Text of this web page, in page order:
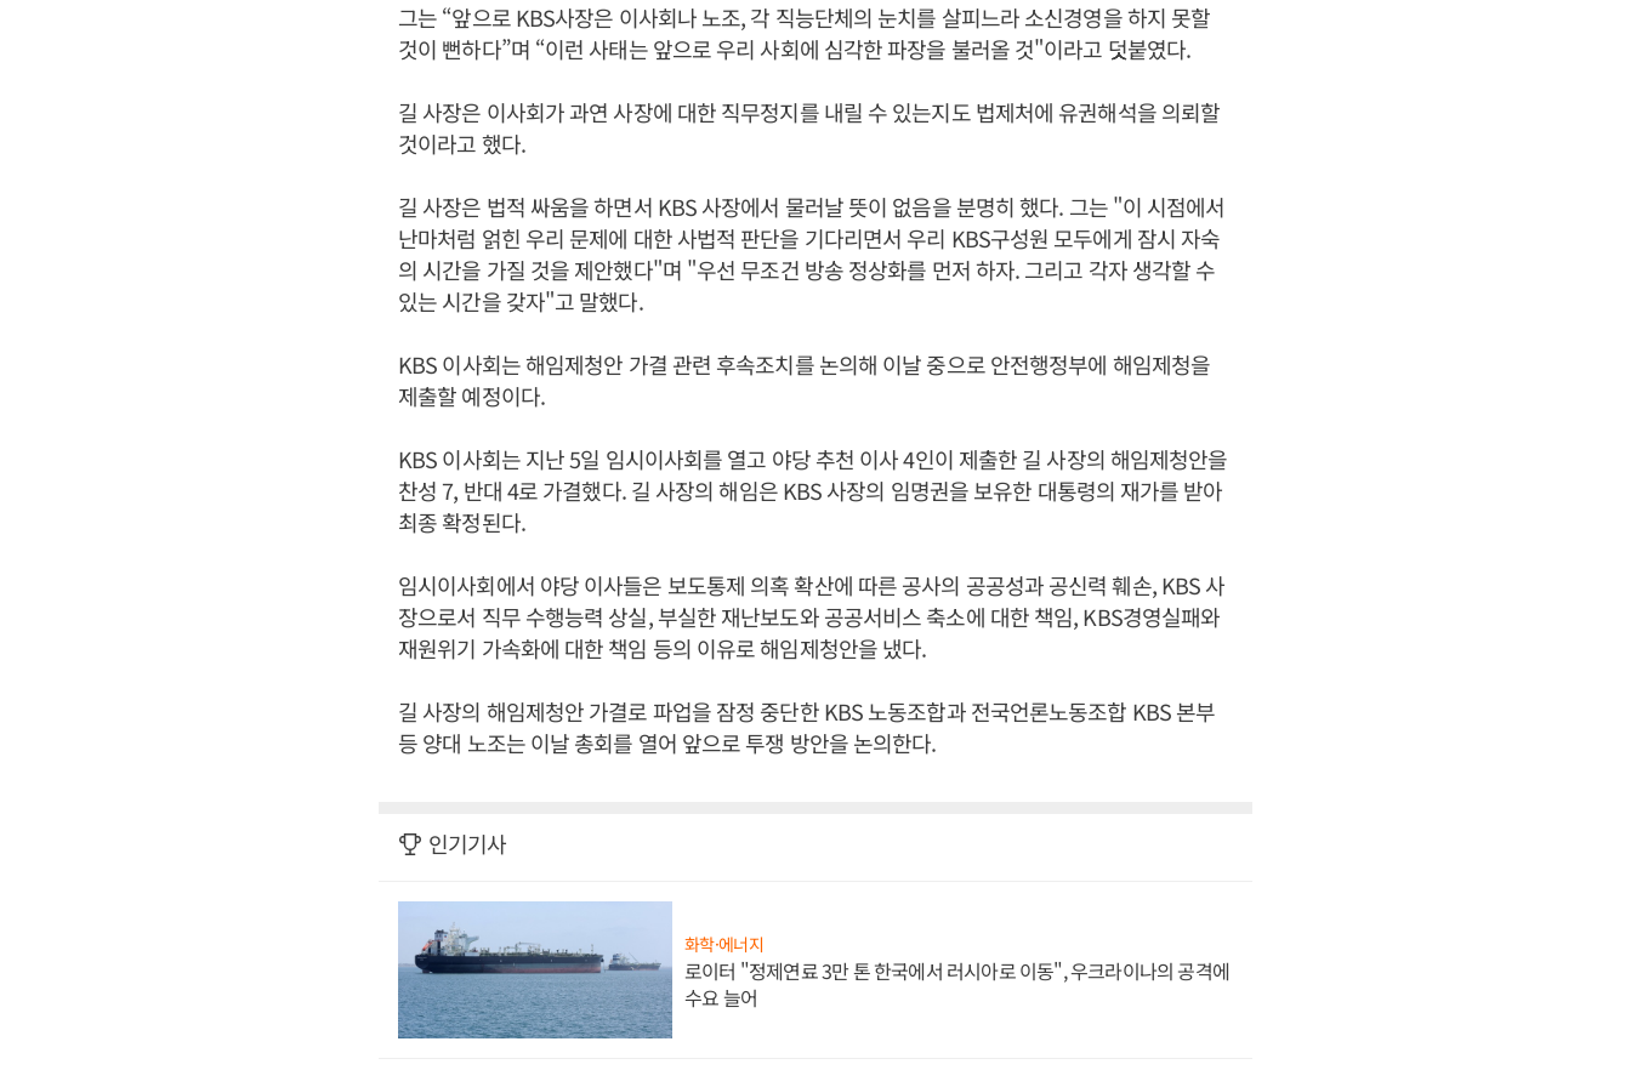
그는 “앞으로 KBS사장은 이사회나 노조, 각 직능단체의 눈치를 살피느라 소신경영을 하지 못할
것이 뻔하다”며 “이런 사태는 앞으로 우리 사회에 심각한 파장을 불러올 것"이라고 덧붙였다.
길 사장은 이사회가 과연 사장에 대한 직무정지를 내릴 수 있는지도 법제처에 유권해석을 의뢰할
것이라고 했다.
길 사장은 법적 싸움을 하면서 KBS 사장에서 물러날 뜻이 없음을 분명히 했다. 그는 "이 시점에서
난마처럼 얽힌 우리 문제에 대한 사법적 판단을 기다리면서 우리 KBS구성원 모두에게 잠시 자숙
의 시간을 가질 것을 제안했다"며 "우선 무조건 방송 정상화를 먼저 하자. 그리고 각자 생각할 수
있는 시간을 갖자"고 말했다.
KBS 이사회는 해임제청안 가결 관련 후속조치를 논의해 이날 중으로 안전행정부에 해임제청을
제출할 예정이다.
KBS 이사회는 지난 5일 임시이사회를 열고 야당 추천 이사 4인이 제출한 길 사장의 해임제청안을
찬성 7, 반대 4로 가결했다. 길 사장의 해임은 KBS 사장의 임명권을 보유한 대통령의 재가를 받아
최종 확정된다.
임시이사회에서 야당 이사들은 보도통제 의혹 확산에 따른 공사의 공공성과 공신력 훼손, KBS 사
장으로서 직무 수행능력 상실, 부실한 재난보도와 공공서비스 축소에 대한 책임, KBS경영실패와
재원위기 가속화에 대한 책임 등의 이유로 해임제청안을 냈다.
길 사장의 해임제청안 가결로 파업을 잠정 중단한 KBS 노동조합과 전국언론노동조합 KBS 본부
등 양대 노조는 이날 총회를 열어 앞으로 투쟁 방안을 논의한다.
인기기사
화학·에너지
로이터 "정제연료 3만 톤 한국에서 러시아로 이동", 우크라이나의 공격에
수요 늘어